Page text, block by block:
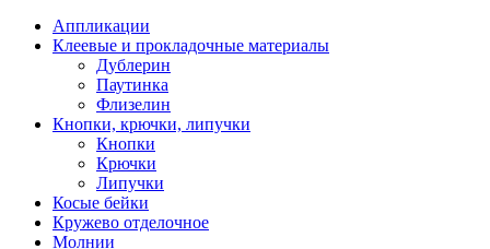
Аппликации
Клеевые и прокладочные материалы
Дублерин
Паутинка
Флизелин
Кнопки, крючки, липучки
Кнопки
Крючки
Липучки
Косые бейки
Кружево отделочное
Молнии